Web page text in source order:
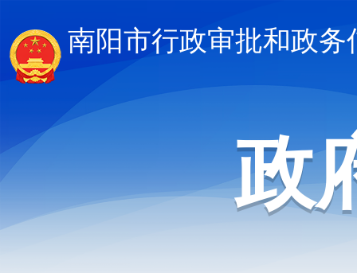
南阳市行政审批和政务
政